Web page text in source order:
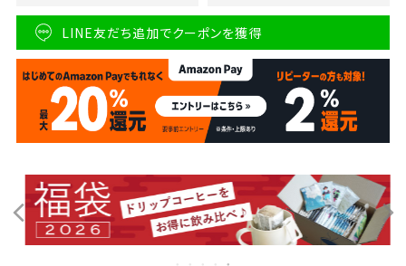
LINE友だち追加でクーポンを獲得